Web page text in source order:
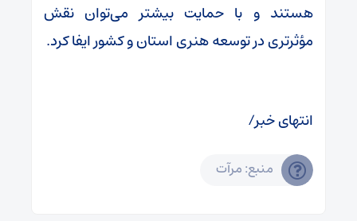
هستند و با حمایت بیشتر می‌توان نقش
مؤثرتری در توسعه هنری استان و کشور ایفا کرد.
انتهای خبر/
منبع: مرآت